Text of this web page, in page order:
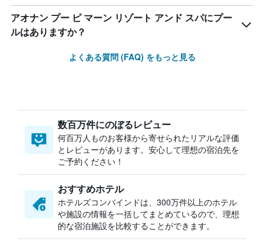
アオナン プー ピ マーン リゾート アンド スパにプー
ルはありますか？
よくある質問 (FAQ) をもっと見る
数百万件にのぼるレビュー
何百万人ものお客様から寄せられたリアルな評価
とレビューがあります。安心して理想の宿泊先を
ご予約ください！
おすすめホテル
ホテルズコンバインドは、300万件以上のホテル
や施設の情報を一括してまとめているので、理想
的な宿泊施設を比較することができます。